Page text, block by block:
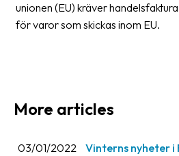
Printer
settings
Delivery
terms
Pickups
unionen (EU) kräver
för varor som skickas inom EU.
More articles
03/01/2022 Vinterns nyheter i